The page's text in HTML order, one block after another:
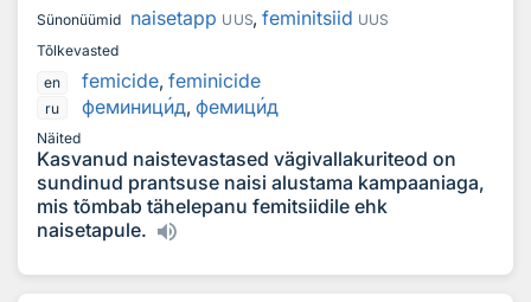
Sünonüümid naisetapp UUS, feminitsiid UUS
Tõlkevasted
en
femicide, feminicide
ru феминицид, фемицид
Näited
Kasvanud naistevastased vägivallakuriteod on
sundinud prantsuse naisi alustama kampaaniaga,
mis tõmbab tähelepanu femitsiidile ehk
naisetapule.